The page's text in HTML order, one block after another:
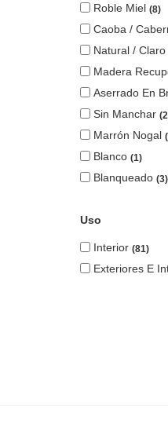
Roble Miel 8
Caoba /
Natural / Claro
Madera
Aserrado En
Sin Manchar 2
Marrón Nogal
Blanco 1
Blanqueado 3
Uso
Interior 81
Exteriores E